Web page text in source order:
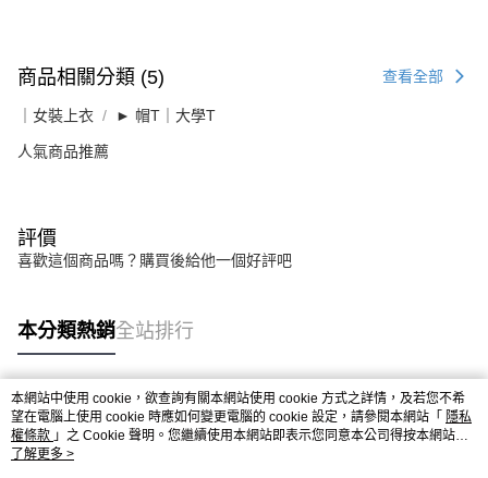
商品相關分類 (5) 查看全部
｜女裝上衣 ► 帽T｜大學T
人氣商品推薦
評價
喜歡這個商品嗎？購買後給他一個好評吧
本分類熱銷全站排行
熱門標籤
本網站中使用 cookie，欲查詢有關本網站使用 cookie 方式之詳情，及若您不希
望在電腦上使用 cookie 時應如何變更電腦的 cookie 設定，請參閱本網站「 隱私
權條款 」之 Cookie 聲明。您繼續使用本網站即表示您同意本公司得按本網站使
用條款之 Cookie 聲明使用 cookie。
了解更多 >